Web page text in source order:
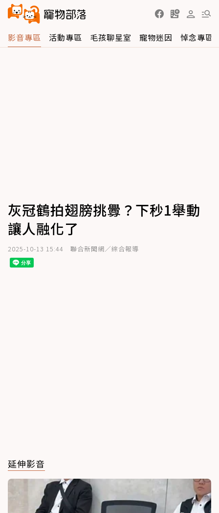
影音專區 活動專區 毛孩聊星室 寵物迷因 悼念專區
灰冠鶴拍翅膀挑釁？下秒1舉動
讓人融化了
2025-10-13 15:44 聯合新聞網／綜合報導
延伸影音